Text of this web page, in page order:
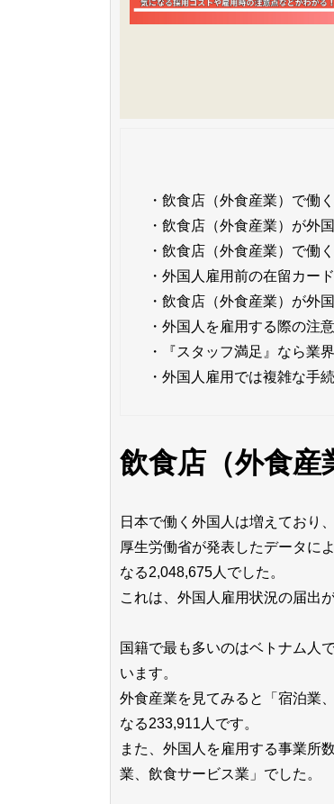
・ 飲食店（外食産業）で働
・ 飲食店（外食産業）が外
・ 飲食店（外食産業）で働
・ 外国人雇用前の在留カー
・ 飲食店（外食産業）が外
・ 外国人を雇用する際の注
・
『スタッフ満足』なら業
・ 外国人雇用では複雑な手
飲食店（外食産
日本で働く外国人は増えており
厚生労働省が発表したデータに
なる2,048,675人でした。
これは、外国人雇用状況の届出
国籍で最も多いのはベトナム人
います。
外食産業を見てみると「宿泊業
なる233,911人です。
また、外国人を雇用する事業所
業、飲食サービス業」でした。